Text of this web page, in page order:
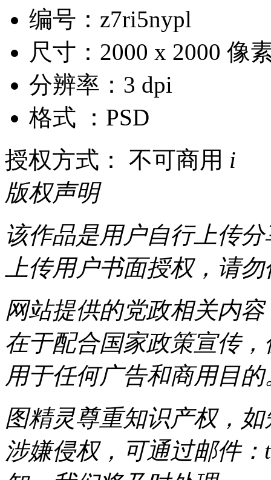
编号：z7ri5nypl
尺寸：2000 x 2000 像
分辨率：3 dpi
格式 ：PSD
授权方式： 不可商用 i
版权声明
该作品是用户自行上传
上传用户书面授权，请
网站提供的党政相关内
在于配合国家政策宣传
用于任何广告和商用目的
图精灵尊重知识产权，
涉嫌侵权，可通过邮件：